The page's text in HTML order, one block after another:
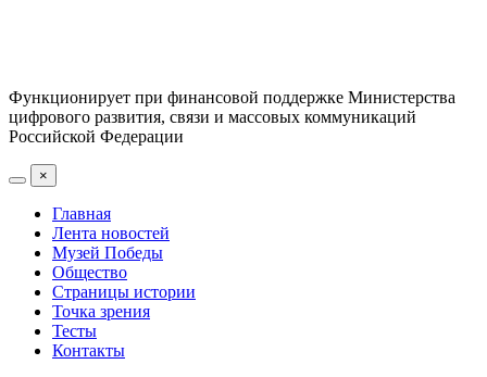
Функционирует при финансовой поддержке Министерства
цифрового развития, связи и массовых коммуникаций
Российской Федерации
×
Главная
Лента новостей
Музей Победы
Общество
Страницы истории
Точка зрения
Тесты
Контакты